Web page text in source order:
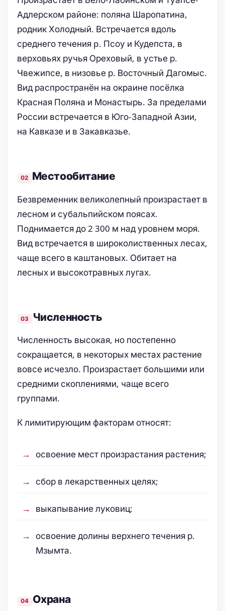
Адлерском районе: поляна Шаропатина,
родник Холодный. Встречается вдоль
среднего течения p. Псоу и Кудепста, в
верховьях ручья Ореховый, в устье р.
Чвежипсе, в низовье р. Восточный Дагомыс.
Вид распространён на окраине посёлка
Красная Поляна и Монастырь. За пределами
России встречается в Юго-Западной Азии,
на Кавказе и в Закавказье.
Местообитание
Безвременник великолепный произрастает в
лесном и субальпийском поясах.
Поднимается до 2 300 м над уровнем моря.
Вид встречается в широколиственных лесах,
чаще всего в каштановых. Обитает на
лесных и высокотравных лугах.
Численность
Численность высокая, но постепенно
сокращается, в некоторых местах растение
вовсе исчезло. Произрастает большими или
средними скоплениями, чаще всего
группами.
К лимитирующим факторам относят:
освоение мест произрастания растения;
сбор в лекарственных целях;
выкапывание луковиц;
освоение долины верхнего течения р.
Мзымта.
Охрана